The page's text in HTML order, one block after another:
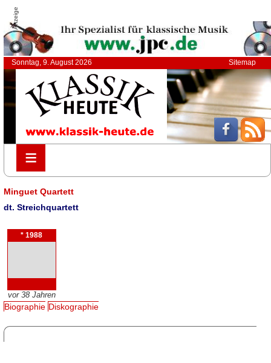
Anzeige
Sonntag, 9. August 2026 Sitemap
≡
≡
Minguet Quartett
dt. Streichquartett
* 1988
vor 38 Jahren
Biographie Diskographie